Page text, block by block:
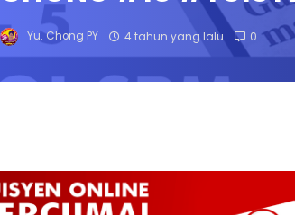
Yu. Chong PY 4 tahun yang lalu 0